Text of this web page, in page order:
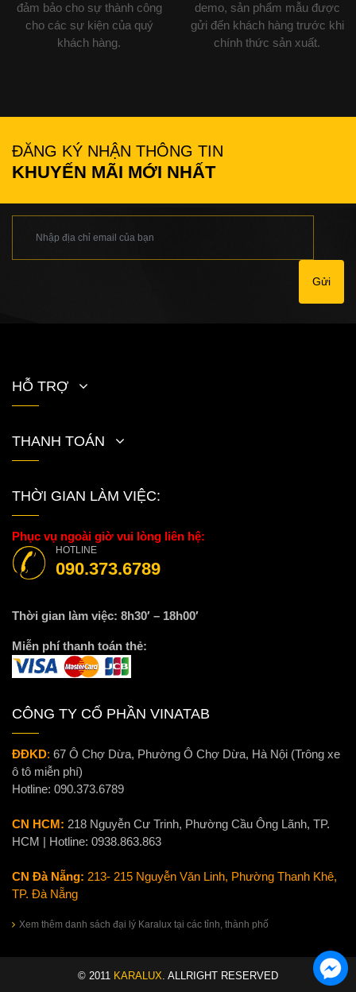
đảm bảo cho sự thành công
cho các sự kiện của quý
khách hàng.
demo, sản phẩm mẫu được
gửi đến khách hàng trước khi
chính thức sản xuất.
ĐĂNG KÝ NHẬN THÔNG TIN
KHUYẾN MÃI MỚI NHẤT
Gửi
HỖ TRỢ
THANH TOÁN
THỜI GIAN LÀM VIỆC:
Phục vụ ngoài giờ vui lòng liên hệ:
HOTLINE
090.373.6789
Thời gian làm việc: 8h30′ – 18h00′
Miễn phí thanh toán thẻ:
CÔNG TY CỔ PHẦN VINATAB
ĐĐKD: 67 Ô Chợ Dừa, Phường Ô Chợ Dừa, Hà Nội (Trông xe
ô tô miễn phí)
Hotline: 090.373.6789
CN HCM: 218 Nguyễn Cư Trinh, Phường Cầu Ông Lãnh, TP.
HCM | Hotline: 0938.863.863
CN Đà Nẵng: 213- 215 Nguyễn Văn Linh, Phường Thanh Khê,
TP. Đà Nẵng
Xem thêm danh sách đại lý Karalux tại các tỉnh, thành phố
© 2011 KARALUX . ALLRIGHT RESERVED